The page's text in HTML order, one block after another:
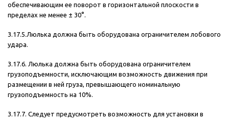
обеспечивающим ее поворот в горизонтальной плоскости в
пределах не менее ± 30°.
3.17.5.Люлька должна быть оборудована ограничителем лобового
удара.
3.17.6. Люлька должна быть оборудована ограничителем
грузоподъемности, исключающим возможность движения при
размещении в ней груза, превышающего номинальную
грузоподъемность на 10%.
3.17.7. Следует предусмотреть возможность для установки в